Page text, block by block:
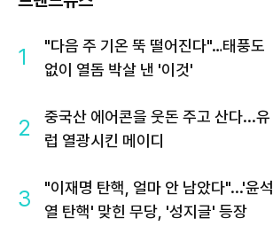
1
"다음 주 기온 뚝 떨어진다"…태풍도
없이 열돔 박살 낸 '이것'
2
중국산 에어콘을 웃돈 주고 산다...유
럽 열광시킨 메이디
3
"이재명 탄핵, 얼마 안 남았다"...'윤석
열 탄핵' 맞힌 무당, '성지글' 등장